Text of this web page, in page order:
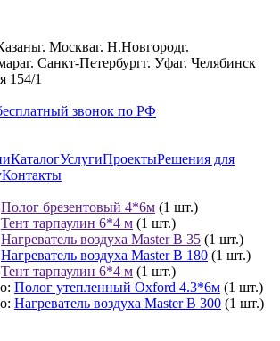
г. Москваг. Н.Новгородг.
г. Санкт-Петербургг. Уфаг. Челябинск
154/1
звонок по РФ
КаталогУслугиПроектыРешения для
Контакты
Полог брезентовый 4*6м (1 шт.)
Тент тарпаулин 6*4 м (1 шт.)
Нагреватель воздуха Master B 35 (1 шт.)
Нагреватель воздуха Master B 180 (1 шт.)
Тент тарпаулин 6*4 м (1 шт.)
Полог утепленный Oxford 4.3*6м (1 шт.)
Нагреватель воздуха Master B 300 (1 шт.)